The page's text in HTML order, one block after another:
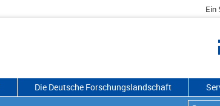
Ein
Die Deutsche Forschungslandschaft